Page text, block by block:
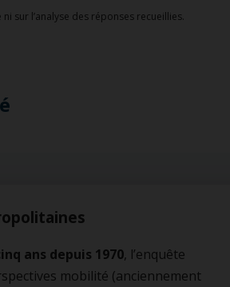
sur l’analyse des réponses recueillies.
ans depuis 1970, l’enquête
mobilité (anciennement